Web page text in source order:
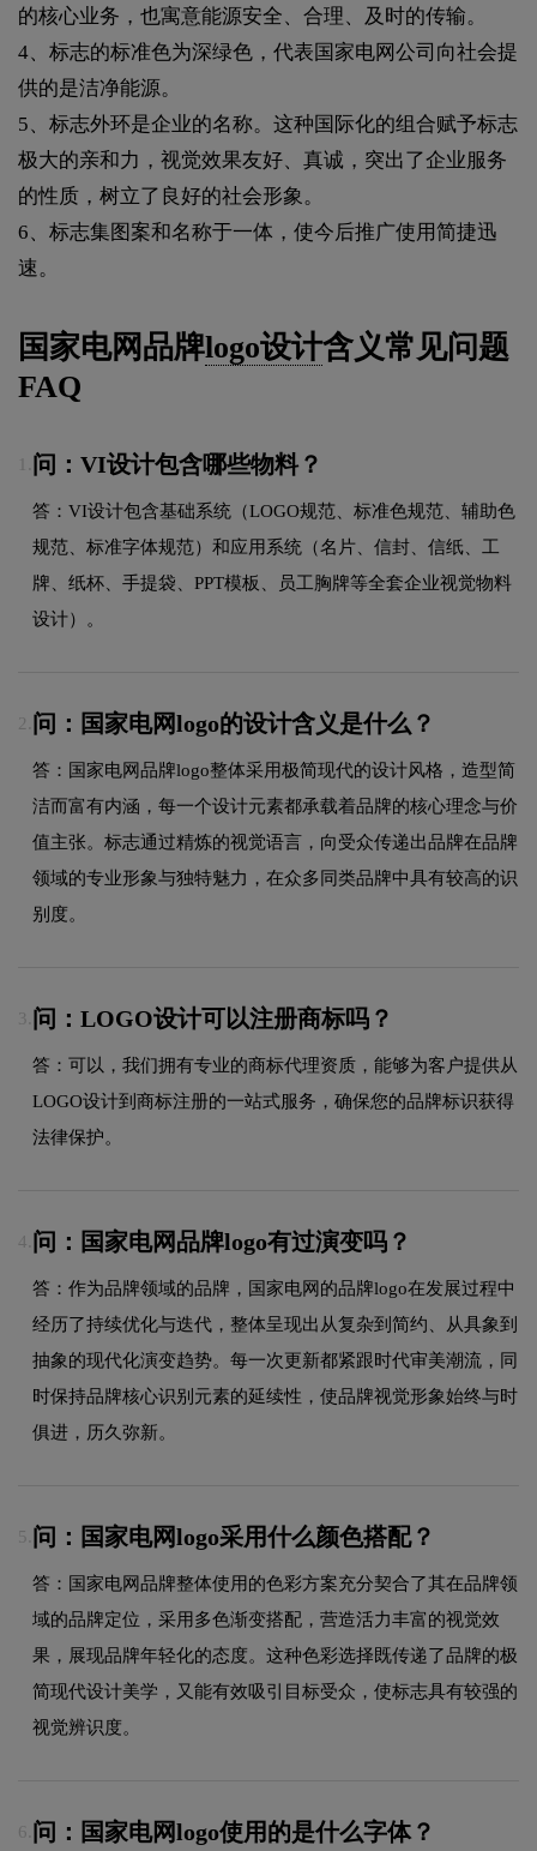
的核心业务，也寓意能源安全、合理、及时的传输。
4、标志的标准色为深绿色，代表国家电网公司向社会提
供的是洁净能源。
5、标志外环是企业的名称。这种国际化的组合赋予标志
极大的亲和力，视觉效果友好、真诚，突出了企业服务
的性质，树立了良好的社会形象。
6、标志集图案和名称于一体，使今后推广使用简捷迅
速。
国家电网品牌logo设计含义常见问题
FAQ
问：VI设计包含哪些物料？
答：VI设计包含基础系统（LOGO规范、标准色规范、辅助色
规范、标准字体规范）和应用系统（名片、信封、信纸、工
牌、纸杯、手提袋、PPT模板、员工胸牌等全套企业视觉物料
设计）。
2. 问：国家电网logo的设计含义是什么？
答：国家电网品牌logo整体采用极简现代的设计风格，造型简
洁而富有内涵，每一个设计元素都承载着品牌的核心理念与价
值主张。标志通过精炼的视觉语言，向受众传递出品牌在品牌
领域的专业形象与独特魅力，在众多同类品牌中具有较高的识
别度。
3. 问：LOGO设计可以注册商标吗？
答：可以，我们拥有专业的商标代理资质，能够为客户提供从
LOGO设计到商标注册的一站式服务，确保您的品牌标识获得
法律保护。
4. 问：国家电网品牌logo有过演变吗？
答：作为品牌领域的品牌，国家电网的品牌logo在发展过程中
经历了持续优化与迭代，整体呈现出从复杂到简约、从具象到
抽象的现代化演变趋势。每一次更新都紧跟时代审美潮流，同
时保持品牌核心识别元素的延续性，使品牌视觉形象始终与时
俱进，历久弥新。
5. 问：国家电网logo采用什么颜色搭配？
答：国家电网品牌整体使用的色彩方案充分契合了其在品牌领
域的品牌定位，采用多色渐变搭配，营造活力丰富的视觉效
果，展现品牌年轻化的态度。这种色彩选择既传递了品牌的极
简现代设计美学，又能有效吸引目标受众，使标志具有较强的
视觉辨识度。
6. 问：国家电网logo使用的是什么字体？